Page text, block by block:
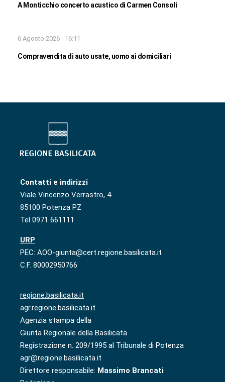
A Monticchio concerto acustico di Carmen Consoli
6 Agosto 2026 - 16:11
Compravendita di auto usate, uomo ai domiciliari
Contatti e indirizzi
Viale Vincenzo Verrastro, 4
85100 Potenza PZ
Tel 0971 661111
URP
PEC: AOO-giunta@cert.regione.basilicata.it
C.F. 80002950766
regione.basilicata.it
agr.regione.basilicata.it
Agenzia stampa della
Giunta Regionale della Basilicata
Registrazione n. 209/1995 al Tribunale di Potenza
agr@regione.basilicata.it
Direttore responsabile: Massimo Brancati